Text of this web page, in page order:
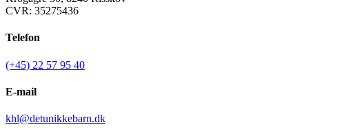
CVR: 35275436
Telefon
(+45) 22 57 95 40
E-mail
khl@detunikkebarn.dk